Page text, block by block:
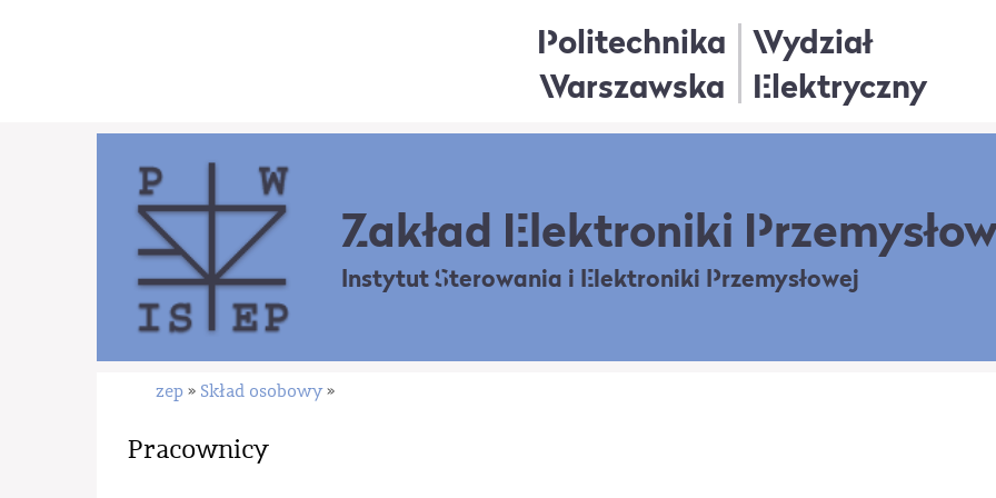
Politechnika
Warszawska
Wydział
Elektryczny
Zakład Elektroniki
Instytut Sterowania i Elektroniki Przemysłowej
zep » Skład osobowy »
Pracownicy